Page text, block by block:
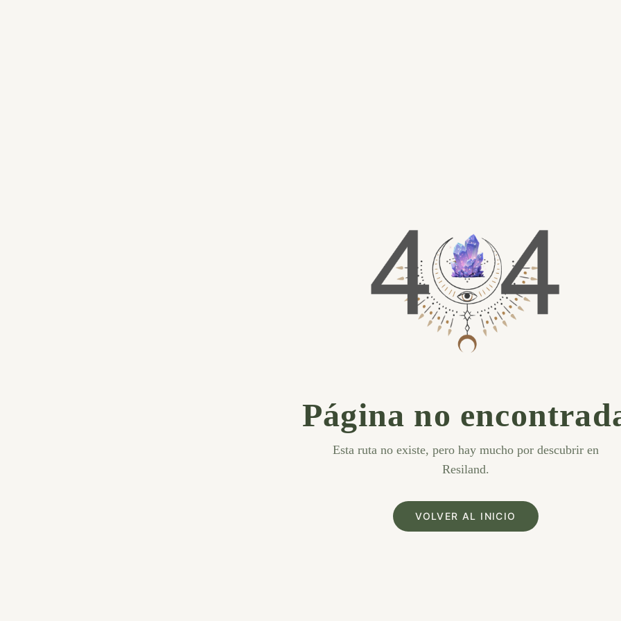
Página no
Esta ruta no existe, pero hay mucho por descubrir en
Resiland.
VOLVER AL INICIO